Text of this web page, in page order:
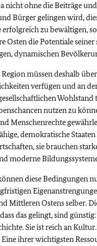
nicht ohne die Beiträge
Bürger gelingen wird,
erfolgreich zu bewältigen,
Osten die Potentiale seiner
dynamischen
müssen deshalb
verfügen und an
Wohlstand
nutzen zu
Menschenrechte
demokratische
sie brauchen
moderne
diese Bedingungen
Mittleren Ostens selber.
das gelingt, sind
Sie ist reich an
ihrer wichtigsten